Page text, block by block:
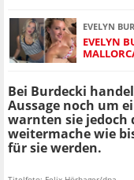
EVELYN
EVELYN
Bei Burdecki
Aussage noch um
warnten sie jedoch
weitermache wie
für sie werden.